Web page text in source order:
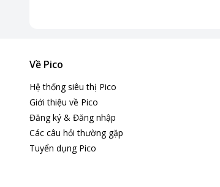
Về Pico
Hệ thống siêu thị Pico
Giới thiệu về Pico
Đăng ký & Đăng nhập
Các câu hỏi thường gặp
Tuyển dụng Pico